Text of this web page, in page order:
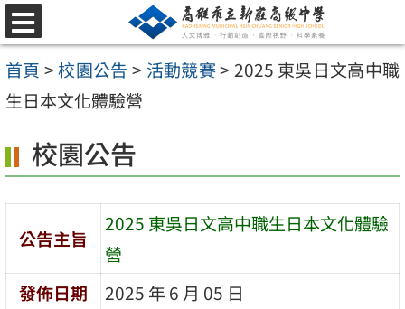
跳
至
主
要
容
區
選
單
首頁 >校園公告 > 活動競賽> 2025 東吳日文高中職
生日本文化體驗營
校園公告
公告主旨
2025 東吳日文高中職生日本文化體驗
營
發佈日期
2025 年 6 月 05 日